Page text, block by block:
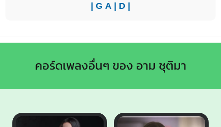
| G A | D |
คอร์ดเพลงอื่นๆ ของ อาม ชุติมา